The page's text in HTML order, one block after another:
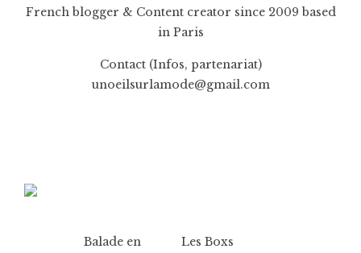
French blogger & Content creator since 2009 based
in Paris
Contact (Infos, partenariat)
unoeilsurlamode@gmail.com
Balade en
Les Boxs